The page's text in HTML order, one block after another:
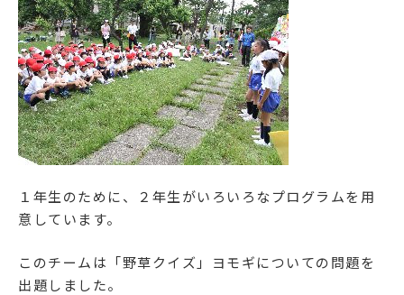
１年生のために、２年生がいろいろなプログラムを用
意しています。
このチームは「野草クイズ」ヨモギについての問題を
出題しました。